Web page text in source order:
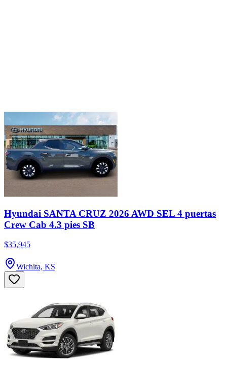
Hyundai SANTA CRUZ 2026 AWD SEL 4 puertas
Crew Cab 4.3 pies SB
$35,945
Wichita, KS